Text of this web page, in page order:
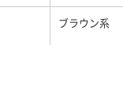
ブラウン系